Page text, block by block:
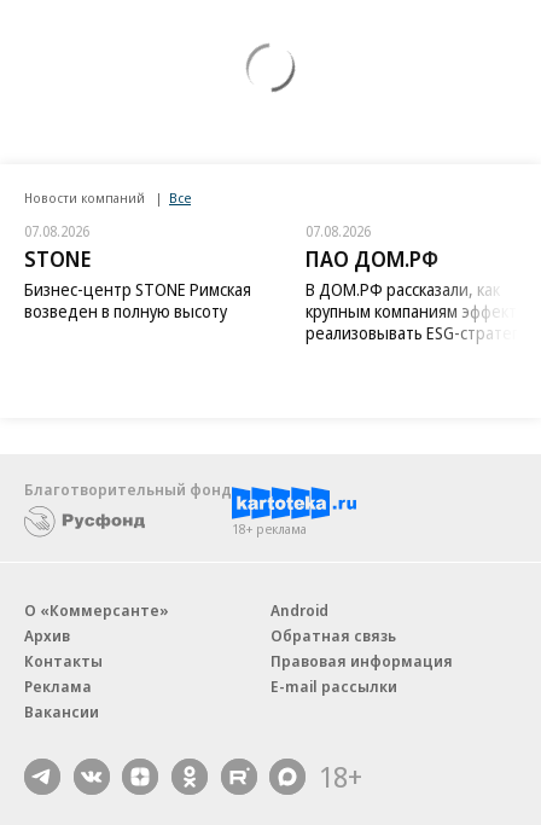
Новости компаний Все
07.08.2026
STONE
Бизнес-центр STONE Римская
возведен в полную высоту
07.08.2026
ПАО ДОМ.РФ
В ДОМ.РФ рассказали, как
крупным компаниям
реализовывать ESG-стратегию
Благотворительный фонд
18+ реклама
О «Коммерсанте»
Архив
Контакты
Реклама
Вакансии
Android
Обратная связь
Правовая информация
E-mail рассылки
18+